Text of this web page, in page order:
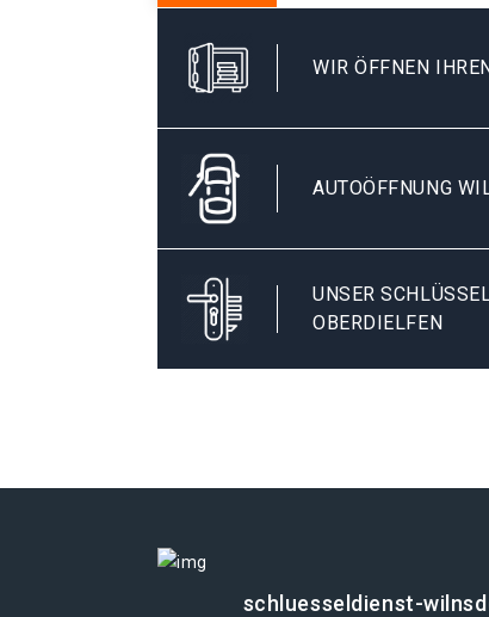
WIR ÖFFNEN
AUTOÖFFNUNG
UNSER
OBERDIELFEN
schluesseldienst-